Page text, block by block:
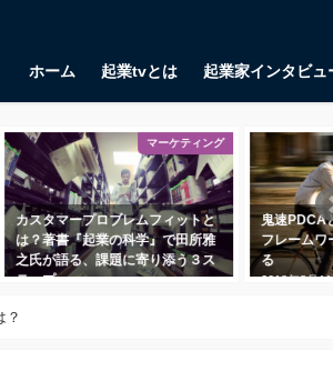
ホーム 起業tvとは 起業家インタビュ
マーケティング
カスタマープロブレムフィットと
は？著書『起業の科学』で田所雅
之氏が語る、課題に寄り添う３ス
テップ
鬼速PDCA
フレームワ
る
2018年8月
？